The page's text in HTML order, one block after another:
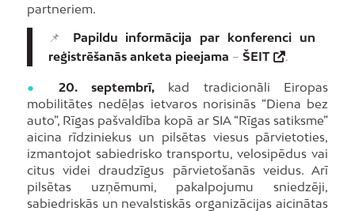
partneriem.
📌 Papildu informācija par konferenci un
reģistrēšanās anketa pieejama – ŠEIT .
● 20. septembrī,kad tradicionāli Eiropas
mobilitātes nedēļas ietvaros norisinās “Diena bez
auto”, Rīgas pašvaldība kopā ar SIA “Rīgas satiksme”
aicina rīdziniekus un pilsētas viesus pārvietoties,
izmantojot sabiedrisko transportu, velosipēdus vai
citus videi draudzīgus pārvietošanās veidus. Arī
pilsētas uzņēmumi, pakalpojumu sniedzēji,
sabiedriskās un nevalstiskās organizācijas aicinātas